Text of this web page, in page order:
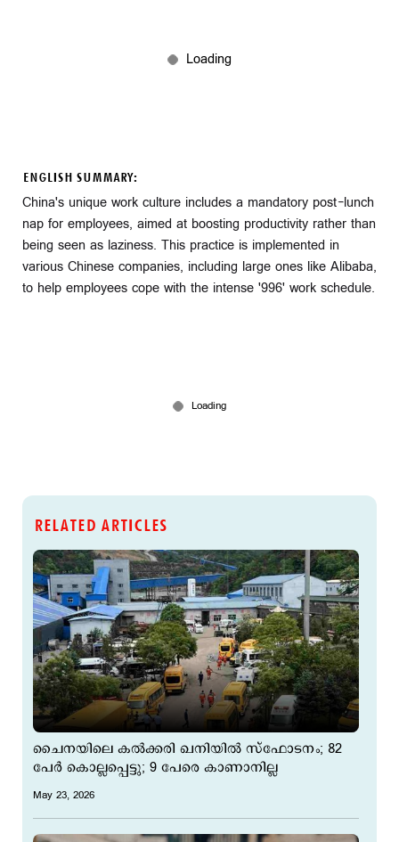
ENGLISH SUMMARY:
China's unique work culture includes a mandatory post-lunch
nap for employees, aimed at boosting productivity rather than
being seen as laziness. This practice is implemented in
various Chinese companies, including large ones like Alibaba,
to help employees cope with the intense '996' work schedule.
RELATED ARTICLES
ചൈനയിലെ കല്‍ക്കരി ഖനിയില്‍ സ്ഫോടനം; 82
പേര്‍ കൊല്ലപ്പെട്ടു; 9 പേരെ കാണാനില്ല
May 23, 2026